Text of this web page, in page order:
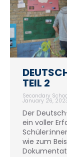
TEIL 2
Secondary
January 26,
Der
ein voller
wie zum